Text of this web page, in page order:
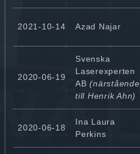
2021-10-14 Azad Najar
2020-06-19
Svenska
Laserexperten
AB (närstående
till Henrik Ahn)
2020-06-18
Ina Laura
Perkins